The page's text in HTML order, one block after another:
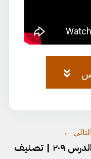
التالي ←
الدرس ٢٠٩ | تصنيف